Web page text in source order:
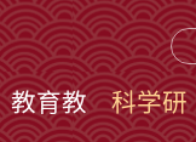
教育教 科学研